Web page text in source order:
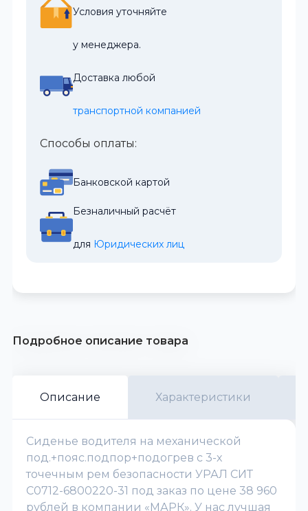
Условия уточняйте
у менеджера.
Доставка любой
транспортной компанией
Способы оплаты:
Банковской картой
Безналичный расчёт
для Юридических лиц
Подробное описание товара
Описание Характеристики
Сиденье водителя на механической
под.+пояс.подпор+подогрев с 3-х
точечным рем безопасности УРАЛ СИТ
С0712-6800220-31 под заказ по цене 38 960
рублей в компании «МАРК». У нас лучшая